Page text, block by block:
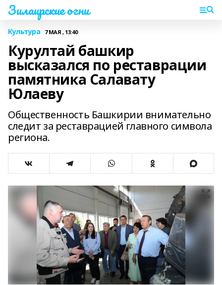
Зилаирские огни
Культура 7 МАЯ , 13:40
Курултай башкир
высказался по реставрации
памятника Салавату
Юлаеву
Общественность Башкирии внимательно
следит за реставрацией главного символа
региона.